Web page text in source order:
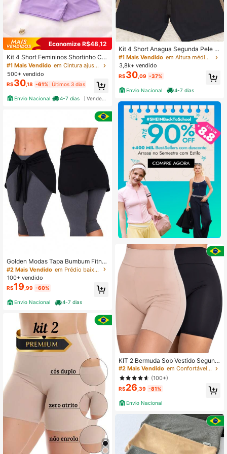
Economize R$48,12
Kit 4 Short Femininos Shortinho Cur
to Fitness ou Anagua, Segunda Pel
e, Multicolorido, Moda Feminina par
a o Dia a Dia com Cos Duplo
#1 Mais Vendido
em Cintura ajustada Shorts de segurança femininos
500+ vendido
R$30,18 -61% Últimos 3 dias
Envio Nacional 4-7 dias
Golden Modas Tapa Bumbum Fitne
ss para Amarrar Moda Academia
#2 Mais Vendido
em Prédio baixo Shorts de segurança femininos
100+ vendido
R$19 ,99 -60%
Envio Nacional 4-7 dias
Kit 4 Short Anagua Segunda Pele B
ermuda Feminino Cintura Alta Vesti
do - Anagua
#1 Mais Vendido
em Altura média Shorts de segurança femininos
3,8k+ vendido
R$30 ,09 -37%
Envio Nacional 4-7 dias
KIT 2 Bermuda Sob Vestido Segund
a Pele Bermuda Anagua Segunda P
ele Cintura Alta Casual-Confortável
Casual-Esportivo Fofo-Doce Tecid
o Confortável Simples Cintura alta
#2 Mais Vendido
em Confortável Calções de alça femininos
(100+)
R$26 ,39 -81%
Envio Nacional